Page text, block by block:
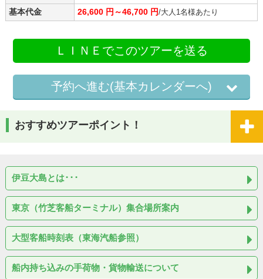
基本代金
26,600 円～46,700 円/大人1名様あたり
ＬＩＮＥでこのツアーを送る
予約へ進む(基本カレンダーへ)
おすすめツアーポイント！
伊豆大島とは･･･
東京（竹芝客船ターミナル）集合場所案内
大型客船時刻表（東海汽船参照）
船内持ち込みの手荷物・貨物輸送について